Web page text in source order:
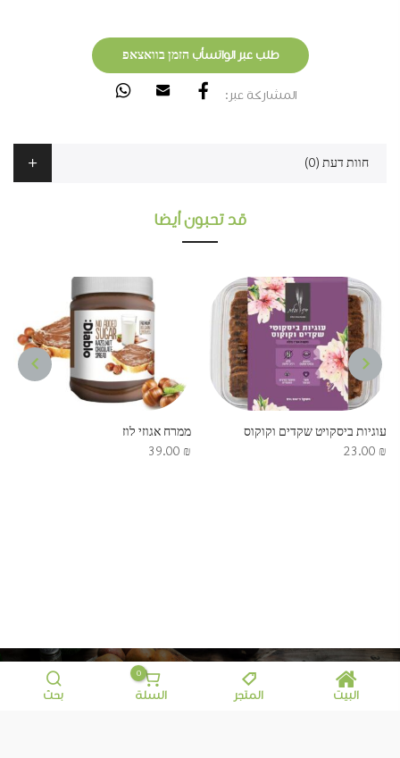
طلب عبر الواتسأب הזמן בוואצאפ
المشاركة عبر:
חוות דעת (0)
قد تحبون أيضا
PREVIOUS
עוגיות ביסקויט שקדים וקוקוס
23.00 ₪
ממרח אגוזי לוז
39.00 ₪
البيت المتجر
0
السلة بحث